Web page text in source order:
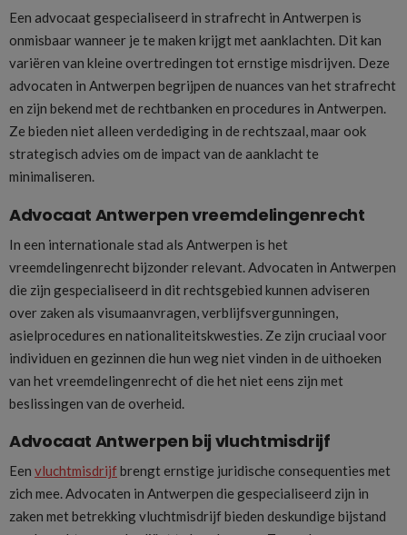
Een advocaat gespecialiseerd in strafrecht in Antwerpen is
onmisbaar wanneer je te maken krijgt met aanklachten. Dit kan
variëren van kleine overtredingen tot ernstige misdrijven. Deze
advocaten in Antwerpen begrijpen de nuances van het strafrecht
en zijn bekend met de rechtbanken en procedures in Antwerpen.
Ze bieden niet alleen verdediging in de rechtszaal, maar ook
strategisch advies om de impact van de aanklacht te
minimaliseren.
Advocaat Antwerpen vreemdelingenrecht
In een internationale stad als Antwerpen is het
vreemdelingenrecht bijzonder relevant. Advocaten in Antwerpen
die zijn gespecialiseerd in dit rechtsgebied kunnen adviseren
over zaken als visumaanvragen, verblijfsvergunningen,
asielprocedures en nationaliteitskwesties. Ze zijn cruciaal voor
individuen en gezinnen die hun weg niet vinden in de uithoeken
van het vreemdelingenrecht of die het niet eens zijn met
beslissingen van de overheid.
Advocaat Antwerpen bij vluchtmisdrijf
Een vluchtmisdrijf brengt ernstige juridische consequenties met
zich mee. Advocaten in Antwerpen die gespecialiseerd zijn in
zaken met betrekking vluchtmisdrijf bieden deskundige bijstand